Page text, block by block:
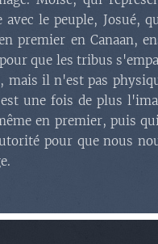
le peuple, Josué,
premier en Canaan,
que les tribus
mais il n'est pas
une fois de plus
en premier, puis
pour que nous